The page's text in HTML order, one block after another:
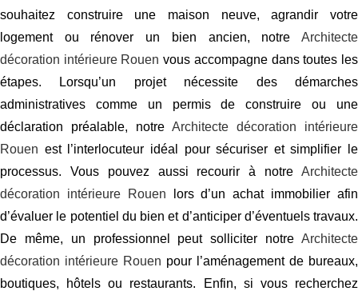
souhaitez construire une maison neuve, agrandir votre
logement ou rénover un bien ancien, notre Architecte
décoration intérieure Rouen vous accompagne dans toutes les
étapes. Lorsqu’un projet nécessite des démarches
administratives comme un permis de construire ou une
déclaration préalable, notre Architecte décoration intérieure
Rouen est l’interlocuteur idéal pour sécuriser et simplifier le
processus. Vous pouvez aussi recourir à notre Architecte
décoration intérieure Rouen lors d’un achat immobilier afin
d’évaluer le potentiel du bien et d’anticiper d’éventuels travaux.
De même, un professionnel peut solliciter notre Architecte
décoration intérieure Rouen pour l’aménagement de bureaux,
boutiques, hôtels ou restaurants. Enfin, si vous recherchez